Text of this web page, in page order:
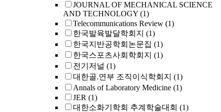
JOURNAL OF MECHANICAL SCIENCE
AND TECHNOLOGY (1)
Telecommunications Review (1)
한국발육발달학회지 (1)
한국지반공학회논문집 (1)
한국스포츠사회학회지 (1)
전기저널 (1)
대한골.연부 조직이식학회지 (1)
Annals of Laboratory Medicine (1)
JER (1)
대한소화기학회 추계학술대회 (1)